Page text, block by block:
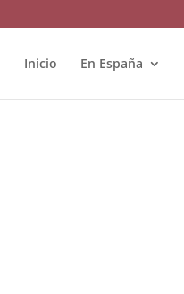
Inicio En España